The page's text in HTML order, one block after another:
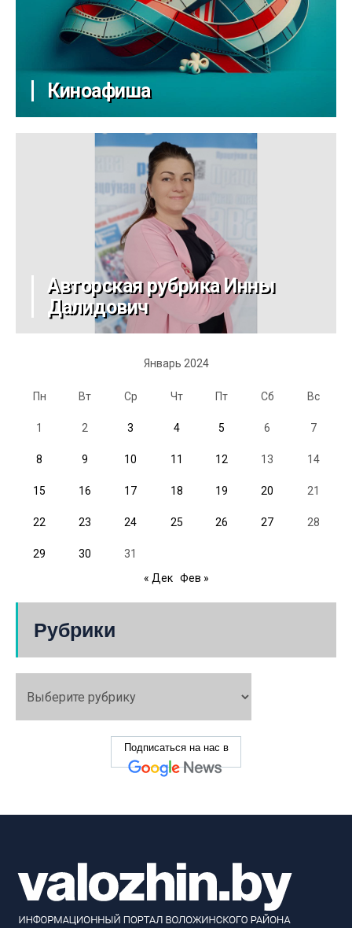
Киноафиша
Авторская рубрика Инны
Далидович
Январь 2024
Пн Вт Ср Чт Пт Сб Вс
1 2 3 4 5 6 7
8 9 10 11 12 13 14
15 16 17 18 19 20 21
22 23 24 25 26 27 28
29 30
31
« Дек Фев »
Рубрики
Подписаться на нас в